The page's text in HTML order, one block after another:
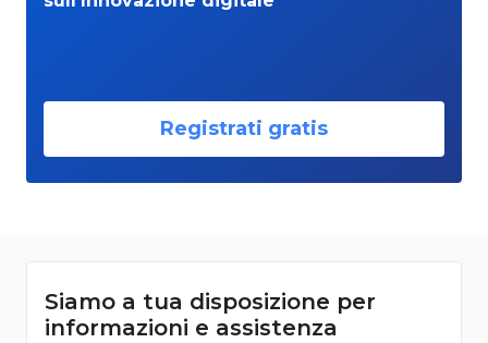
Registrati gratis
Siamo a tua disposizione per
informazioni e assistenza